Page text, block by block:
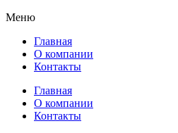
Меню
Главная
О компании
Контакты
Главная
О компании
Контакты